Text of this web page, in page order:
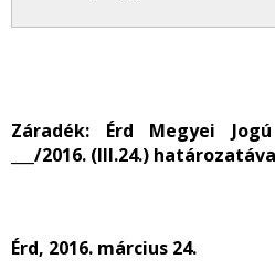
Záradék: Érd Megyei
___/2016. (III.24.)
Érd, 2016. március 24.